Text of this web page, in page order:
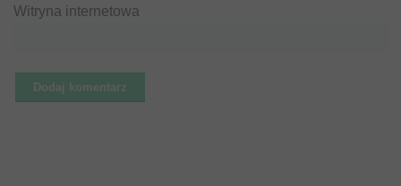
Witryna internetowa